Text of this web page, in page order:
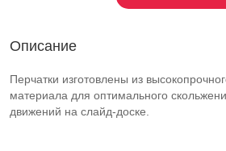
Описание
Перчатки изготовлены из
материала для оптимального
движений на слайд-доске